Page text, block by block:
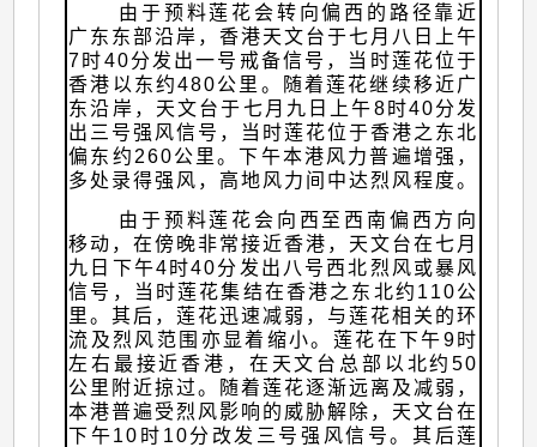
由于预料莲花会转向偏西的路径靠近
广东东部沿岸，香港天文台于七月八日上午
7时40分发出一号戒备信号，当时莲花位于
香港以东约480公里。随着莲花继续移近广
东沿岸，天文台于七月九日上午8时40分发
出三号强风信号，当时莲花位于香港之东北
偏东约260公里。下午本港风力普遍增强，
多处录得强风，高地风力间中达烈风程度。
由于预料莲花会向西至西南偏西方向
移动，在傍晚非常接近香港，天文台在七月
九日下午4时40分发出八号西北烈风或暴风
信号，当时莲花集结在香港之东北约110公
里。其后，莲花迅速减弱，与莲花相关的环
流及烈风范围亦显着缩小。莲花在下午9时
左右最接近香港，在天文台总部以北约50
公里附近掠过。随着莲花逐渐远离及减弱，
本港普遍受烈风影响的威胁解除，天文台在
下午10时10分改发三号强风信号。其后莲